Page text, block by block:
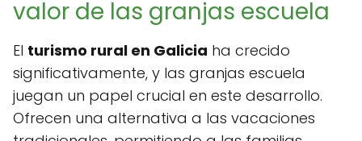
valor de las granjas escuela
El turismo rural en Galicia ha crecido
significativamente, y las granjas escuela
juegan un papel crucial en este desarrollo.
Ofrecen una alternativa a las vacaciones